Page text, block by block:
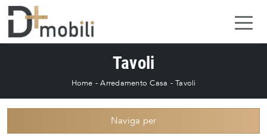
Tavoli
Home -Arredamento Casa - Tavoli
Naviga per